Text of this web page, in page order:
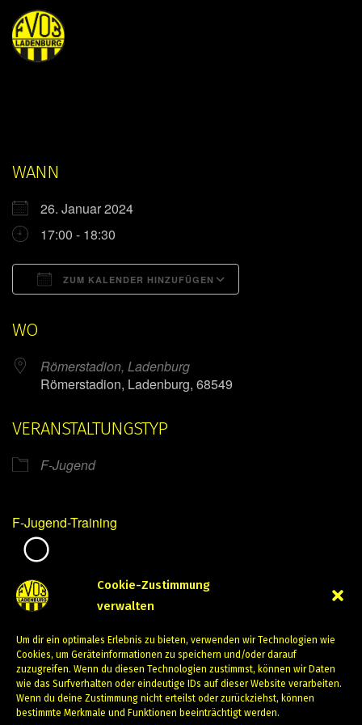
Cookie-Zustimmung
verwalten
Um dir ein optimales Erlebnis zu bieten, verwenden wir Technologien wie
Cookies, um Geräteinformationen zu speichern und/oder darauf
zuzugreifen. Wenn du diesen Technologien zustimmst, können wir Daten
wie das Surfverhalten oder eindeutige IDs auf dieser Website verarbeiten.
Wenn du deine Zustimmung nicht erteilst oder zurückziehst, können
bestimmte Merkmale und Funktionen beeinträchtigt werden.
WANN
26. Januar 2024
17:00 - 18:30
ZUM KALENDER HINZUFÜGEN
WO
Römerstadion, Ladenburg
Römerstadion, Ladenburg, 68549
VERANSTALTUNGSTYP
F-Jugend
F-Jugend-Training
Januar 26, 2024
PREVIOUS